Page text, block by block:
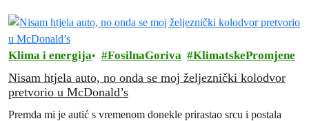
Klima i energija FosilnaGoriva KlimatskePromjene
Nisam htjela auto, no onda se moj željeznički kolodvor
pretvorio u McDonald’s
Premda mi je autić s vremenom donekle prirastao srcu i postala